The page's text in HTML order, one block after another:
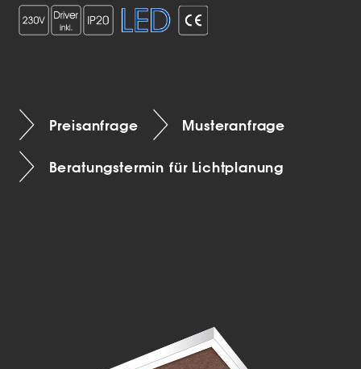
Preisanfrage Musteranfrage
Beratungstermin für Lichtplanung